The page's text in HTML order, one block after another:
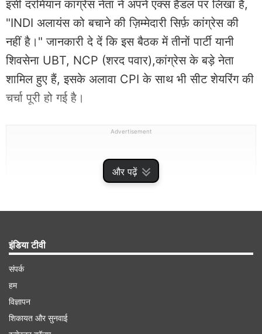
और पढ़ें
इसी दरमियान कांग्रेस नेता ने अपने एक्स हैंडल पर लिखा है,
"INDI अलायंस को बचाने की ज़िम्मेदारी सिर्फ़ कांग्रेस की
नहीं है।" जानकारी दे दें कि इस बैठक में तीनों पार्टी यानी
शिवसेना UBT, NCP (शरद पवार),कांग्रेस के बड़े नेता
शामिल हुए हैं, इसके अलावा CPI के साथ भी सीट शेयरिंग की
चर्चा पूरी हो गई है।
Advertisement
'बिहार और बंगाल में जो हुआ,उससे हमें सीखना चाहिए'
इंडिया टीवी
संपर्क
हम
विज्ञापन
शिकायत और सुनवाई